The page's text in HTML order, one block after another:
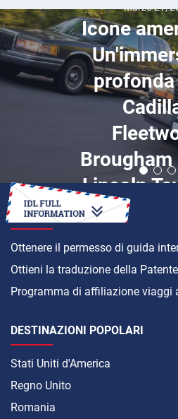
Marzo 21,
Icone
Brougham
Lincoln
COME
Ottenere il permesso di guida
Ottieni la traduzione della
Programma di affiliazione viaggi
DESTINAZIONI POPOLARI
Stati Uniti d'America
Regno Unito
Romania